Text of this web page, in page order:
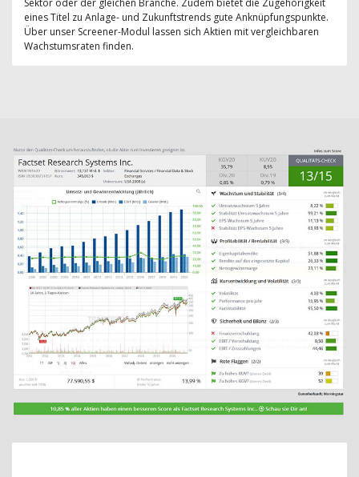
Sektor oder der gleichen Branche. Zudem bietet die Zugehörigkeit
eines Titel zu Anlage- und Zukunftstrends gute Anknüpfungspunkte.
Über unser Screener-Modul lassen sich Aktien mit vergleichbaren
Wachstumsraten finden.